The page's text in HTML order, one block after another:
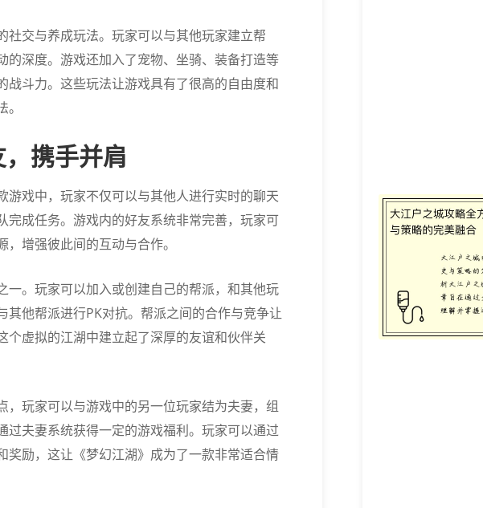
交与养成玩法。玩家可以与其他玩家建立帮
深度。游戏还加入了宠物、坐骑、装备打造等
斗力。这些玩法让游戏具有了很高的自由度和
携手并肩
戏中，玩家不仅可以与其他人进行实时的聊天
完成任务。游戏内的好友系统非常完善，玩家可
增强彼此间的互动与合作。
。玩家可以加入或创建自己的帮派，和其他玩
他帮派进行PK对抗。帮派之间的合作与竞争让
虚拟的江湖中建立起了深厚的友谊和伙伴关
玩家可以与游戏中的另一位玩家结为夫妻，组
夫妻系统获得一定的游戏福利。玩家可以通过
励，这让《梦幻江湖》成为了一款非常适合情